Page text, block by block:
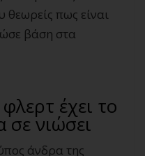
θεωρείς πως είναι
βάση στα
έχει το
νιώσει
άνδρα της